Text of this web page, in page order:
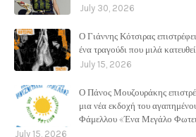
July 30, 2026
Ο Γιάννης Κότσιρας
ένα τραγούδι που μιλά
July 15, 2026
Ο Πάνος Μουζουράκης
μια νέα εκδοχή του
Φάμελλου «Ένα Μεγάλο
July 15, 2026